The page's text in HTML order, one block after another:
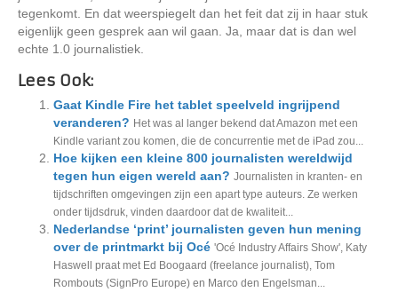
tegenkomt. En dat weerspiegelt dan het feit dat zij in haar stuk
eigenlijk geen gesprek aan wil gaan. Ja, maar dat is dan wel
echte 1.0 journalistiek.
Lees Ook:
Gaat Kindle Fire het tablet speelveld ingrijpend
veranderen? Het was al langer bekend dat Amazon met een
Kindle variant zou komen, die de concurrentie met de iPad zou...
Hoe kijken een kleine 800 journalisten wereldwijd
tegen hun eigen wereld aan? Journalisten in kranten- en
tijdschriften omgevingen zijn een apart type auteurs. Ze werken
onder tijdsdruk, vinden daardoor dat de kwaliteit...
Nederlandse ‘print’ journalisten geven hun mening
over de printmarkt bij Océ 'Océ Industry Affairs Show', Katy
Haswell praat met Ed Boogaard (freelance journalist), Tom
Rombouts (SignPro Europe) en Marco den Engelsman...